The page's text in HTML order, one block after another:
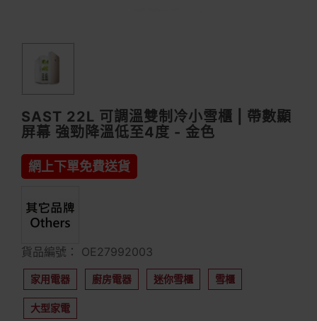
SAST 22L 可調溫雙制冷小雪櫃 | 帶數顯
屏幕 強勁降溫低至4度 - 金色
網上下單免費送貨
貨品編號： OE27992003
家用電器 廚房電器 迷你雪櫃 雪櫃
大型家電